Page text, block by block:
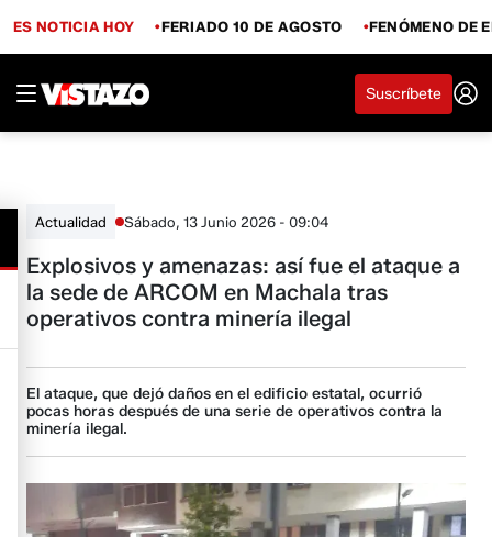
ES NOTICIA HOY FERIADO 10 DE AGOSTO FENÓMENO DE
Suscríbete
Actualidad Sábado, 13 Junio 2026 - 09:04
Explosivos y amenazas: así fue el ataque a
la sede de ARCOM en Machala tras
operativos contra minería ilegal
El ataque, que dejó daños en el edificio estatal, ocurrió
pocas horas después de una serie de operativos contra la
minería ilegal.